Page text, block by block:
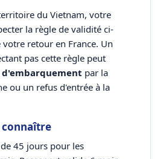
du Vietnam, votre
la règle de validité ci-
votre retour en France. Un
pas cette règle peut
d'embarquement par la
ou un refus d'entrée à la
45 jours pour les